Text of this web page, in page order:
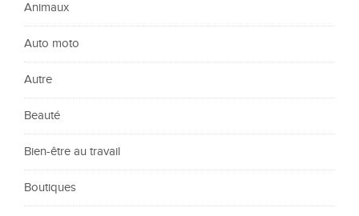
Animaux
Auto moto
Autre
Beauté
Bien-être au travail
Boutiques